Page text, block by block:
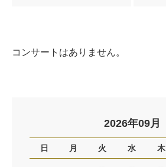
コンサートはありません。
2026年09月
日 月 火 水 木